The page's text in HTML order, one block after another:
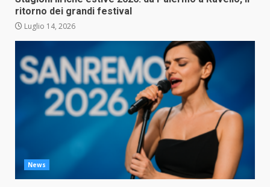
ritorno dei grandi festival
Luglio 14, 2026
News